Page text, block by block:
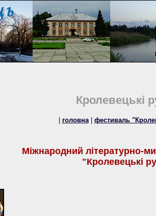
Кролевецькі
головна| фестиваль
Міжнародний літературно-
"Кролевецькі